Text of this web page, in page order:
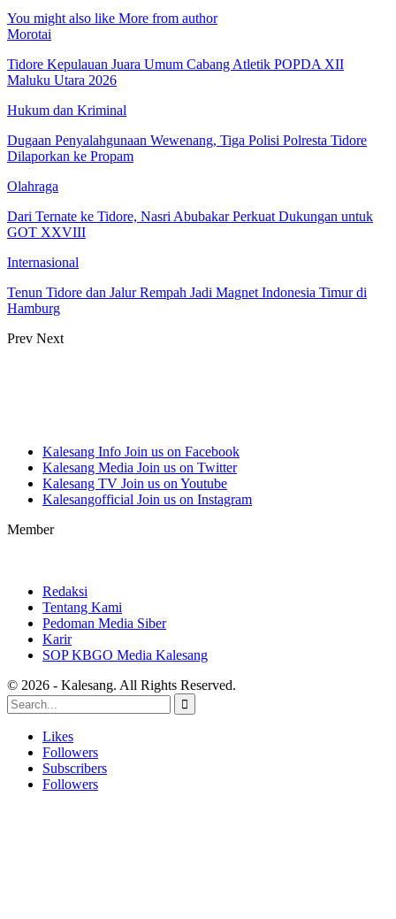
You might also like More from author
Morotai
Tidore Kepulauan Juara Umum Cabang Atletik POPDA XII
Maluku Utara 2026
Hukum dan Kriminal
Dugaan Penyalahgunaan Wewenang, Tiga Polisi Polresta Tidore
Dilaporkan ke Propam
Olahraga
Dari Ternate ke Tidore, Nasri Abubakar Perkuat Dukungan untuk
GOT XXVIII
Internasional
Tenun Tidore dan Jalur Rempah Jadi Magnet Indonesia Timur di
Hamburg
Prev Next
Kalesang Info Join us on Facebook
Kalesang Media Join us on Twitter
Kalesang TV Join us on Youtube
Kalesangofficial Join us on Instagram
Member
Redaksi
Tentang Kami
Pedoman Media Siber
Karir
SOP KBGO Media Kalesang
© 2026 - Kalesang. All Rights Reserved.
Likes
Followers
Subscribers
Followers